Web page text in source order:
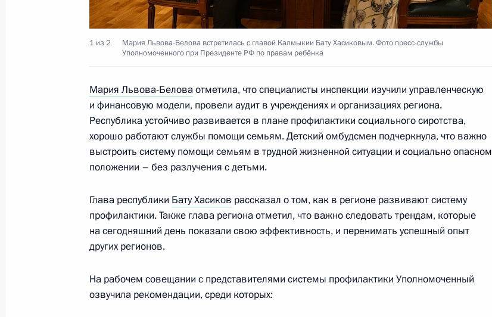
19 марта 2025 года, 21:00
детей с их семьями
14 марта 2025 года, 18:00
Мария Львова-Белова открыла окружной форум «Семья
на первом месте»
12 марта 2025 года, 18:00
Мария Львова-Белова посетила Республику Калмыкия
1 из 2
Мария Львова-Белова встретилась с главой Калмыкии Бату Хасиковым. Фото пресс-службы
Уполномоченного при Президенте РФ по правам ребёнка
Мария Львова-Беловаотметила, что специалисты инспекции изучили управленческую
и финансовую модели, провели аудит в учреждениях и организациях региона.
Республика устойчиво развивается в плане профилактики социального сиротства,
хорошо работают службы помощи семьям. Детский омбудсмен подчеркнула, что важно
выстроить систему помощи семьям в трудной жизненной ситуации и социально опасном
положении – без разлучения с детьми.
Глава республики Бату Хасиков рассказал о том, как в регионе развивают систему
профилактики. Также глава региона отметил, что важно следовать трендам, которые
на сегодняшний день показали свою эффективность, и перенимать успешный опыт
других регионов.
На рабочем совещании с представителями системы профилактики Уполномоченный
озвучила рекомендации, среди которых: